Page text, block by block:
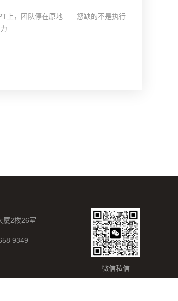
上，团队停在原地——您缺的不是执行
厦2楼26室
9349
微信私信